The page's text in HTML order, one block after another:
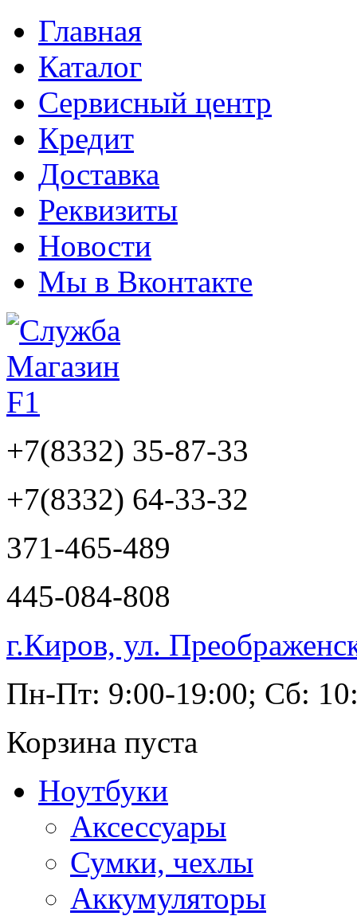
Главная
Каталог
Сервисный центр
Кредит
Доставка
Реквизиты
Новости
Мы в Вконтакте
+7(8332) 35-87-33
+7(8332) 64-33-32
371-465-489
445-084-808
г.Киров, ул.
Пн-Пт: 9:00-19:00; Сб:
Корзина пуста
Ноутбуки
Аксессуары
Сумки, чехлы
Аккумуляторы